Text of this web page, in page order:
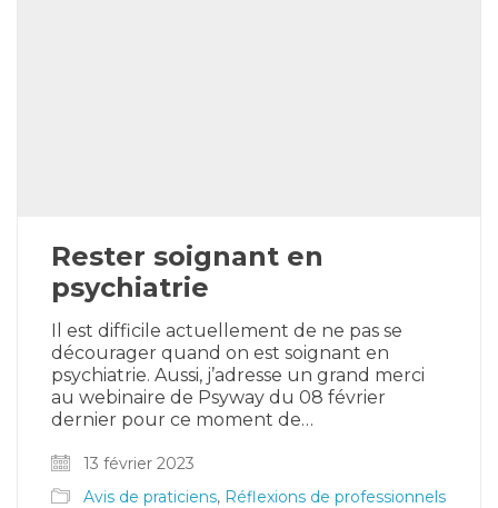
Rester soignant en
psychiatrie
Il est difficile actuellement de ne pas se
décourager quand on est soignant en
psychiatrie. Aussi, j’adresse un grand merci
au webinaire de Psyway du 08 février
dernier pour ce moment de…
13 février 2023
Avis de praticiens, Réflexions de professionnels